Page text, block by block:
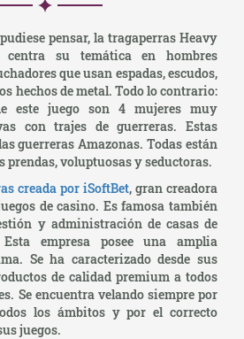
pensar, la tragaperras Heavy
su temática en hombres
que usan espadas, escudos,
hechos de metal. Todo lo contrario:
este juego son 4 mujeres muy
con trajes de guerreras. Estas
guerreras Amazonas. Todas están
prendas, voluptuosas y seductoras.
creada por iSoftBet, gran creadora
de casino. Es famosa también
y administración de casas de
empresa posee una amplia
Se ha caracterizado desde sus
de calidad premium a todos
Se encuentra velando siempre por
los ámbitos y por el correcto
juegos.